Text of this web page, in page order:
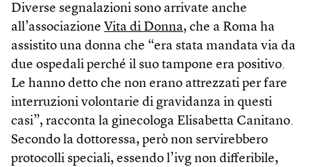
Diverse segnalazioni sono arrivate anche
all’associazione Vita di Donna, che a Roma ha
assistito una donna che “era stata mandata via da
due ospedali perché il suo tampone era positivo.
Le hanno detto che non erano attrezzati per fare
interruzioni volontarie di gravidanza in questi
casi”, racconta la ginecologa Elisabetta Canitano.
Secondo la dottoressa, però non servirebbero
protocolli speciali, essendo l’ivg non differibile,